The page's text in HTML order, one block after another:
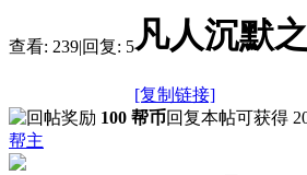
查看: 239|回复: 5凡人沉默
[复制链接]
100 帮币回复本帖可获得
帮主